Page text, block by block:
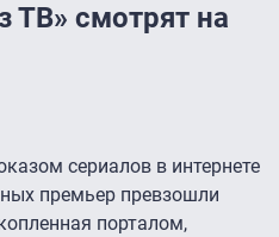
ТВ» смотрят на
сериалов в интернете
премьер превзошли
порталом,